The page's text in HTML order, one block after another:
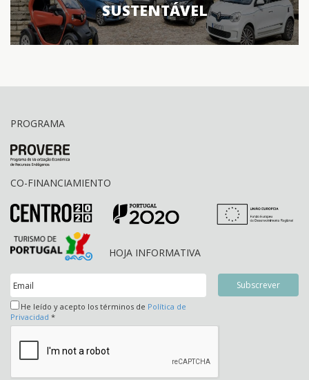
SUSTENTÁVEL
PROGRAMA
CO-FINANCIAMIENTO
HOJA INFORMATIVA
He leído y acepto los términos de Política de
Privacidad *